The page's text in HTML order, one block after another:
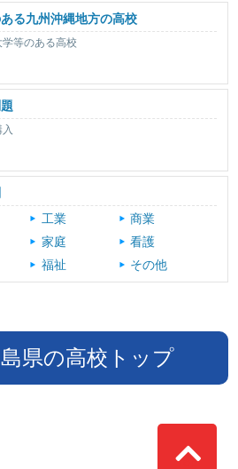
る九州沖縄地方の高校
等のある高校
工業
商業
家庭
看護
福祉 その他
県の高校トップ
Top